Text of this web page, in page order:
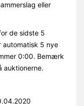
eller
de sidste 5
5 nye
0:00. Bemærk
auktionerne.